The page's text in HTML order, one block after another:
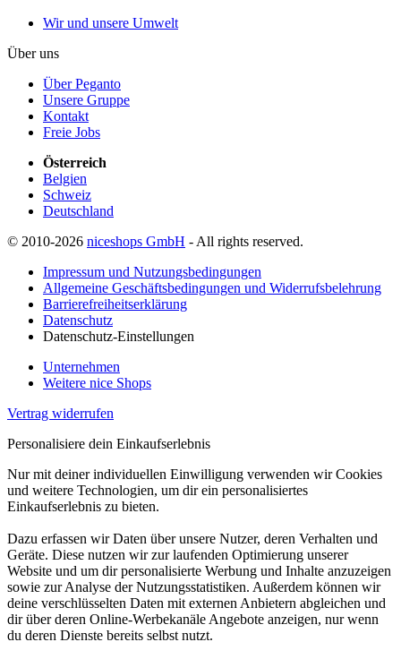
Wir und unsere Umwelt
Über uns
Über Peganto
Unsere Gruppe
Kontakt
Freie Jobs
Österreich
Belgien
Schweiz
Deutschland
© 2010-2026 niceshops GmbH - All rights reserved.
Impressum und Nutzungsbedingungen
Allgemeine Geschäftsbedingungen und Widerrufsbelehrung
Barrierefreiheitserklärung
Datenschutz
Datenschutz-Einstellungen
Unternehmen
Weitere nice Shops
Vertrag widerrufen
Personalisiere dein Einkaufserlebnis
Nur mit deiner individuellen Einwilligung verwenden wir Cookies
und weitere Technologien, um dir ein personalisiertes
Einkaufserlebnis zu bieten.
Dazu erfassen wir Daten über unsere Nutzer, deren Verhalten und
Geräte. Diese nutzen wir zur laufenden Optimierung unserer
Website und um dir personalisierte Werbung und Inhalte anzuzeigen
sowie zur Analyse der Nutzungsstatistiken. Außerdem können wir
deine verschlüsselten Daten mit externen Anbietern abgleichen und
dir über deren Online-Werbekanäle Angebote anzeigen, nur wenn
du deren Dienste bereits selbst nutzt.